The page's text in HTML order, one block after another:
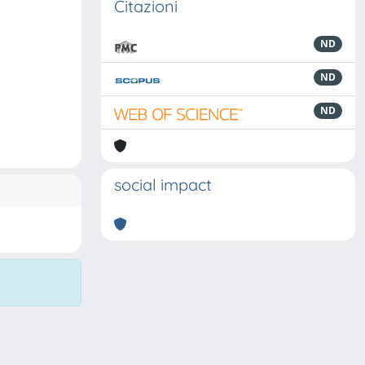
Citazioni
ND
ND
ND
social impact